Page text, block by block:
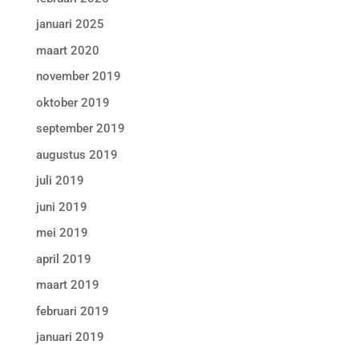
januari 2025
maart 2020
november 2019
oktober 2019
september 2019
augustus 2019
juli 2019
juni 2019
mei 2019
april 2019
maart 2019
februari 2019
januari 2019